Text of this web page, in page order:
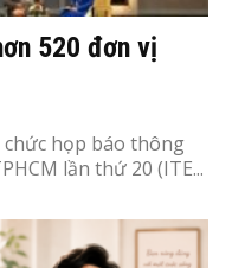
520 đơn vị
chức họp báo thông
lần thứ 20 (ITE...